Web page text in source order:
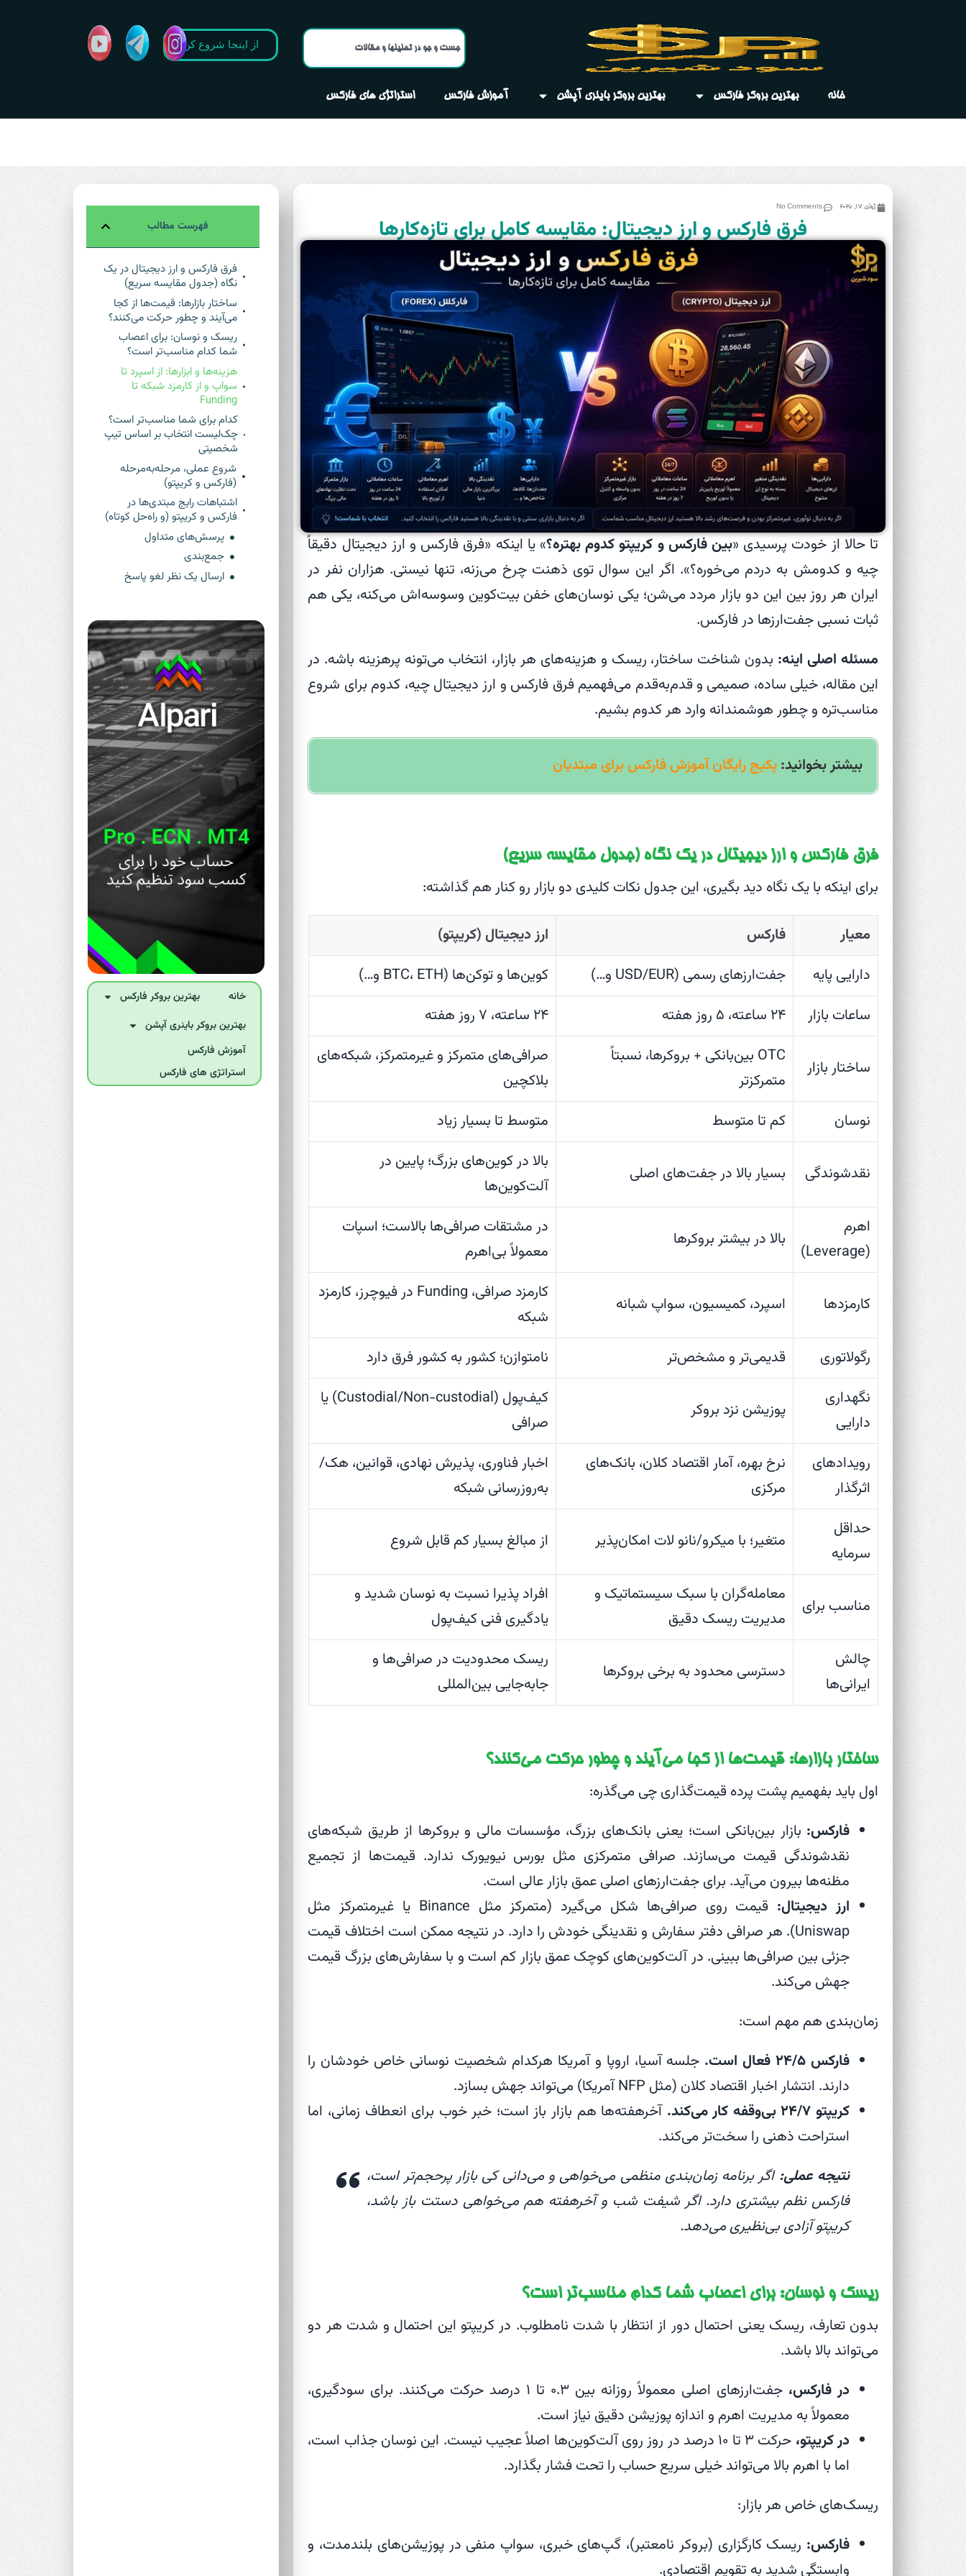
از اینجا شروع کن
خانه بهترین بروکر فارکس بهترین بروکر‌ باینری آپشن آموزش فارکس استراتژی های فارکس
ژوئن 17, 2026 No Comments
فرق فارکس و ارز دیجیتال: مقایسه کامل برای تازه‌کارها
تا حالا از خودت پرسیدی «بین فارکس و کریپتو کدوم بهتره؟» یا اینکه «فرق فارکس و ارز دیجیتال دقیقاً
چیه و کدومش به دردم می‌خوره؟». اگر این سوال توی ذهنت چرخ می‌زنه، تنها نیستی. هزاران نفر در
ایران هر روز بین این دو بازار مردد می‌شن؛ یکی نوسان‌های خفن بیت‌کوین وسوسه‌اش می‌کنه، یکی هم
ثبات نسبی جفت‌ارزها در فارکس.
مسئله اصلی اینه: بدون شناخت ساختار، ریسک و هزینه‌های هر بازار، انتخاب می‌تونه پرهزینه باشه. در
این مقاله، خیلی ساده، صمیمی و قدم‌به‌قدم می‌فهمیم فرق فارکس و ارز دیجیتال چیه، کدوم برای شروع
مناسب‌تره و چطور هوشمندانه وارد هر کدوم بشیم.
بیشتر بخوانید:پکیج رایگان آموزش فارکس برای مبتدیان
فرق فارکس و ارز دیجیتال در یک نگاه (جدول مقایسه سریع)
برای اینکه با یک نگاه دید بگیری، این جدول نکات کلیدی دو بازار رو کنار هم گذاشته:
معیار فارکس
ارز دیجیتال (کریپتو)
دارایی پایه
جفت‌ارزهای رسمی (USD/EUR و…)
کوین‌ها و توکن‌ها (BTC، ETH و…)
ساعات بازار
۲۴ ساعته، ۵ روز هفته ۲۴ ساعته، ۷ روز هفته
ساختار بازار
OTC بین‌بانکی + بروکرها، نسبتاً
متمرکزتر
صرافی‌های متمرکز و غیرمتمرکز، شبکه‌های
بلاکچین
نوسان
کم تا متوسط متوسط تا بسیار زیاد
نقدشوندگی بسیار بالا در جفت‌های اصلی
بالا در کوین‌های بزرگ؛ پایین در
آلت‌کوین‌ها
اهرم
(Leverage)
بالا در بیشتر بروکرها
در مشتقات صرافی‌ها بالاست؛ اسپات
معمولاً بی‌اهرم
کارمزدها اسپرد، کمیسیون، سواپ شبانه
کارمزد صرافی، Funding در فیوچرز، کارمزد
شبکه
رگولاتوری
قدیمی‌تر و مشخص‌تر
نامتوازن؛ کشور به کشور فرق دارد
نگهداری
دارایی
پوزیشن نزد بروکر
کیف‌پول (Custodial/Non-custodial) یا
صرافی
رویدادهای
اثرگذار
نرخ بهره، آمار اقتصاد کلان، بانک‌های
مرکزی
اخبار فناوری، پذیرش نهادی، قوانین، هک/
به‌روزرسانی شبکه
حداقل
سرمایه
متغیر؛ با میکرو/نانو لات امکان‌پذیر از مبالغ بسیار کم قابل شروع
مناسب برای
معامله‌گران با سبک سیستماتیک و
مدیریت ریسک دقیق
افراد پذیرا نسبت به نوسان شدید و
یادگیری فنی کیف‌پول
چالش
ایرانی‌ها
دسترسی محدود به برخی بروکرها
ریسک محدودیت در صرافی‌ها و
جابه‌جایی بین‌المللی
ساختار بازارها: قیمت‌ها از کجا می‌آیند و چطور حرکت می‌کنند؟
اول باید بفهمیم پشت پرده قیمت‌گذاری چی می‌گذره:
فارکس: بازار بین‌بانکی است؛ یعنی بانک‌های بزرگ، مؤسسات مالی و بروکرها از طریق شبکه‌های
نقدشوندگی قیمت می‌سازند. صرافی متمرکزی مثل بورس نیویورک ندارد. قیمت‌ها از تجمیع
مظنه‌ها بیرون می‌آید. برای جفت‌ارزهای اصلی عمق بازار عالی است.
ارز دیجیتال:
قیمت روی صرافی‌ها شکل می‌گیرد (متمرکز مثل Binance یا غیرمتمرکز مثل
Uniswap). هر صرافی دفتر سفارش و نقدینگی خودش را دارد. در نتیجه ممکن است اختلاف قیمت
جزئی بین صرافی‌ها ببینی. در آلت‌کوین‌های کوچک عمق بازار کم است و با سفارش‌های بزرگ قیمت
جهش می‌کند.
زمان‌بندی هم مهم است:
فارکس ۲۴/۵ فعال است.
جلسه آسیا، اروپا و آمریکا هرکدام شخصیت نوسانی خاص خودشان را
دارند. انتشار اخبار اقتصاد کلان (مثل NFP آمریکا) می‌تواند جهش بسازد.
کریپتو ۲۴/۷ بی‌وقفه کار می‌کند.
آخرهفته‌ها هم بازار باز است؛ خبر خوب برای انعطاف زمانی، اما
استراحت ذهنی را سخت‌تر می‌کند.
نتیجه عملی:اگر برنامه زمان‌بندی منظمی می‌خواهی و می‌دانی کی بازار پرحجم‌تر است،
فارکس نظم بیشتری دارد. اگر شیفت شب و آخرهفته هم می‌خواهی دستت باز باشد،
کریپتو آزادی بی‌نظیری می‌دهد.
ریسک و نوسان: برای اعصاب شما کدام مناسب‌تر است؟
بدون تعارف، ریسک یعنی احتمال دور از انتظار با شدت نامطلوب. در کریپتو این احتمال و شدت هر دو
می‌تواند بالا باشد.
در فارکس،
جفت‌ارزهای اصلی معمولاً روزانه بین ۰.۳ تا ۱ درصد حرکت می‌کنند. برای سودگیری،
معمولاً به مدیریت اهرم و اندازه پوزیشن دقیق نیاز است.
در کریپتو،
حرکت ۳ تا ۱۰ درصد در روز روی آلت‌کوین‌ها اصلاً عجیب نیست. این نوسان جذاب است،
اما با اهرم بالا می‌تواند خیلی سریع حساب را تحت فشار بگذارد.
ریسک‌های خاص هر بازار:
فارکس: ریسک کارگزاری (بروکر نامعتبر)، گپ‌های خبری، سواپ منفی در پوزیشن‌های بلندمدت، و
وابستگی شدید به تقویم اقتصادی.
فهرست مطالب
فرق فارکس و ارز دیجیتال در یک
نگاه (جدول مقایسه سریع)
ساختار بازارها: قیمت‌ها از کجا
می‌آیند و چطور حرکت می‌کنند؟
ریسک و نوسان: برای اعصاب
شما کدام مناسب‌تر است؟
هزینه‌ها و ابزارها: از اسپرد تا
سواپ و از کارمزد شبکه تا
Funding
کدام برای شما مناسب‌تر است؟
چک‌لیست انتخاب بر اساس تیپ
شخصیتی
شروع عملی، مرحله‌به‌مرحله
(فارکس و کریپتو)
اشتباهات رایج مبتدی‌ها در
فارکس و کریپتو (و راه‌حل کوتاه)
پرسش‌های متداول
جمع‌بندی
ارسال یک نظر لغو پاسخ
خانه
بهترین بروکر فارکس
بهترین بروکر‌ باینری آپشن
آموزش فارکس
استراتژی های فارکس